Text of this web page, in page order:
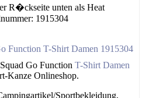
R�ckseite unten als Heat
1915304
Go Function T-Shirt Damen
Kanze Onlineshop.
Sportbekleidung,